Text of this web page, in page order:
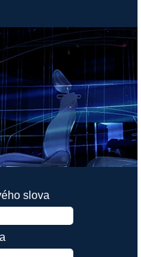
slova